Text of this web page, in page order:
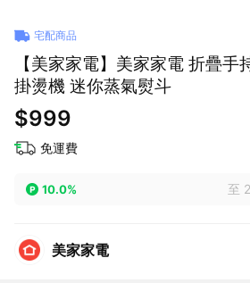
宅配商品
【美家家電】美家家電 折疊手
掛燙機 迷你蒸氣熨斗
$999
免運費
10.0% 至
美家家電